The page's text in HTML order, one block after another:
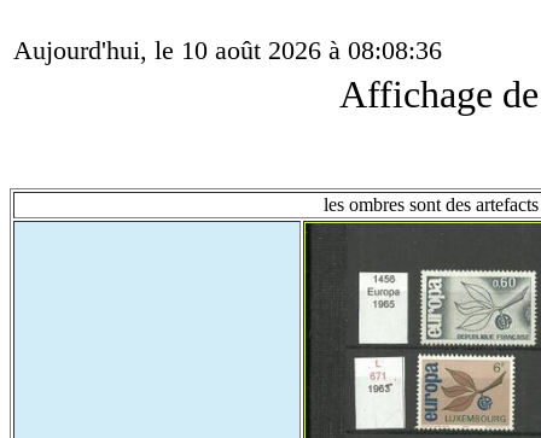
Aujourd'hui, le 10 août 2026 à 08:08:36
Affichage
les ombres sont des